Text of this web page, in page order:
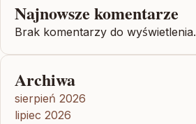
Najnowsze komentarze
Brak komentarzy do wyświetlenia.
Archiwa
sierpień 2026
lipiec 2026